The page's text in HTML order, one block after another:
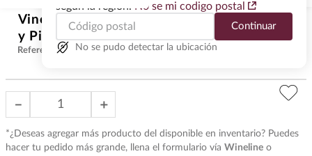
según la región. No se mi codigo postal
Continuar
No se pudo detectar la ubicación
Vino Tinto Chateau Pauillac Baron
y Pibran 2022 750 ml
$1249
Referencia:VBT5015
＋
－
*¿Deseas agregar más producto del disponible en inventario? Puedes
hacer tu pedido más grande, llena el formulario vía Wineline o
TÉRMINOS MÁS
BUSCADOS
1.
tequila
tequilas
5.
mezcal